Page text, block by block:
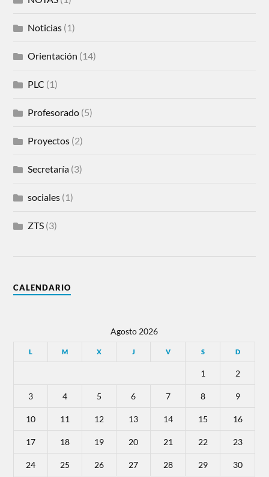
Noticias (1)
Orientación (14)
PLC (1)
Profesorado (5)
Proyectos (2)
Secretaría (3)
sociales (1)
ZTS (3)
CALENDARIO
Agosto 2026
L M X J V S D
1 2
3 4 5 6 7 8 9
10 11 12 13 14 15 16
17 18 19 20 21 22 23
24 25 26 27 28 29 30